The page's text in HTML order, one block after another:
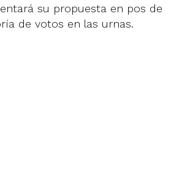
su propuesta en pos de
de votos en las urnas.